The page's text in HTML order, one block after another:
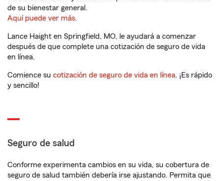
de su bienestar general.
Aquí puede ver más.
Lance Haight en Springfield, MO, le ayudará a comenzar
después de que complete una cotización de seguro de vida
en línea.
Comience su cotización de seguro de vida en línea. ¡Es rápido
y sencillo!
Seguro de salud
Conforme experimenta cambios en su vida, su cobertura de
seguro de salud también debería irse ajustando. Permita que